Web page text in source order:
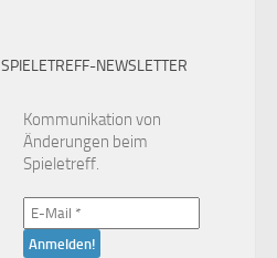
SPIELETREFF-NEWSLETTER
Kommunikation von
Änderungen beim
Spieletreff.